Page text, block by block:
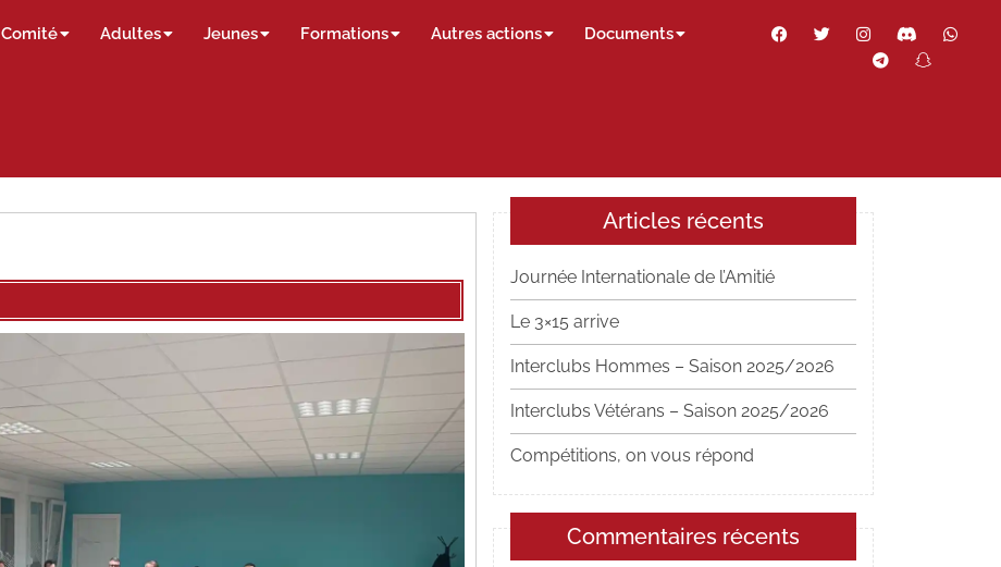
Comité Adultes Jeunes Formations Autres actions Documents Facebook
Twitter InstagramDiscord
Telegram
Articles récents
Journée Internationale de l’Amitié
Le 3×15 arrive
Interclubs Hommes – Saison 2025/2026
Interclubs Vétérans – Saison 2025/2026
Compétitions, on vous répond
Commentaires récents